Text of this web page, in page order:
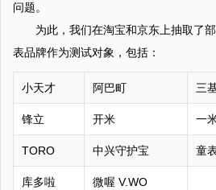
问题。
为此，我们在淘宝和京东上抽取了
表品牌作为测试对象，包括：
小天才 阿巴町 三
锋立 开米 一
TORO 中兴守护宝 童
库多啦 微喔 V.WO